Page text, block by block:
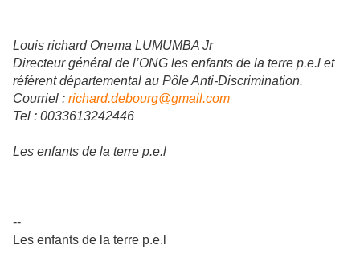
Louis richard Onema LUMUMBA Jr
Directeur général de l’ONG les enfants de la terre p.e.l et
référent départemental au Pôle Anti-Discrimination.
Courriel : richard.debourg@gmail.com
Tel : 0033613242446
Les enfants de la terre p.e.l
--
Les enfants de la terre p.e.l